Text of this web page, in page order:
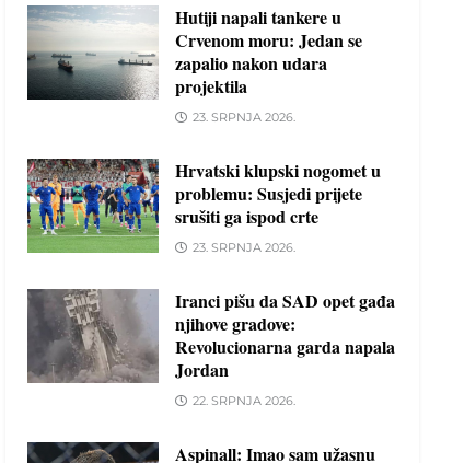
Hutiji napali tankere u
Crvenom moru: Jedan se
zapalio nakon udara
projektila
23. SRPNJA 2026.
Hrvatski klupski nogomet u
problemu: Susjedi prijete
srušiti ga ispod crte
23. SRPNJA 2026.
Iranci pišu da SAD opet gađa
njihove gradove:
Revolucionarna garda napala
Jordan
22. SRPNJA 2026.
Aspinall: Imao sam užasnu